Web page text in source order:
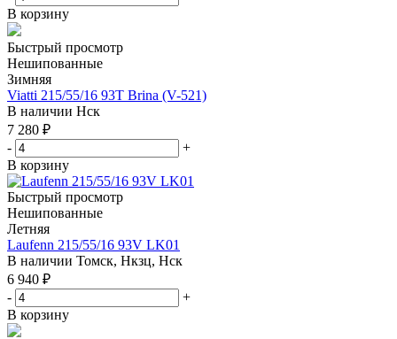
В корзину
Быстрый просмотр
Нешипованные
Зимняя
Viatti 215/55/16 93T Brina (V-521)
В наличии Нск
7 280 ₽
-
+
В корзину
Быстрый просмотр
Нешипованные
Летняя
Laufenn 215/55/16 93V LK01
В наличии Томск, Нкзц, Нск
6 940 ₽
-
+
В корзину